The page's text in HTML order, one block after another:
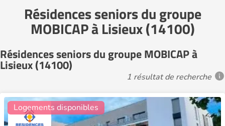
Résidences seniors du groupe
MOBICAP à Lisieux (14100)
Résidences seniors du groupe MOBICAP à
Lisieux (14100)
1 résultat de recherche
Logements disponibles